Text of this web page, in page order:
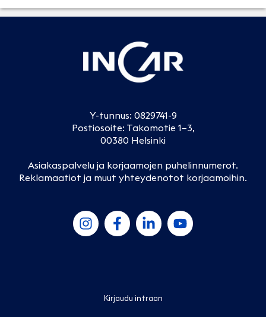
Y-tunnus: 0829741-9
Postiosoite: Takomotie 1–3,
00380 Helsinki
Asiakaspalvelu ja korjaamojen puhelinnumerot.
Reklamaatiot ja muut yhteydenotot korjaamoihin.
Kirjaudu intraan